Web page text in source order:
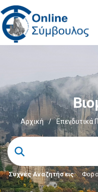
Αρχική / Επενδυτικά
Συχνές Αναζητήσεις: